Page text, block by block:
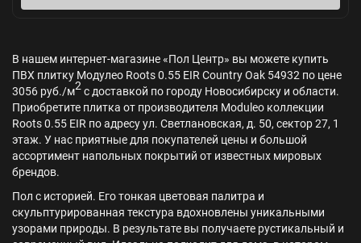
В нашем интернет-магазине «Пол Центр» вы можете купить
ПВХ плитку Модулео Roots 0.55 EIR Country Oak 54932 по цене
3056 руб./м2с доставкой по городу Новосибирску и области.
Приобретите плитка от производителя Moduleo коллекции
Roots 0.55 EIR по адресу ул. Светлановская, д. 50, сектор 27, 1
этаж. У нас приятные для покупателей цены и большой
ассортимент напольных покрытий от известных мировых
брендов.
Пол с историей. Его тонкая цветовая палитра и
скульптурированная текстура вдохновлены уникальными
узорами природы. В результате вы получаете рустикальный и